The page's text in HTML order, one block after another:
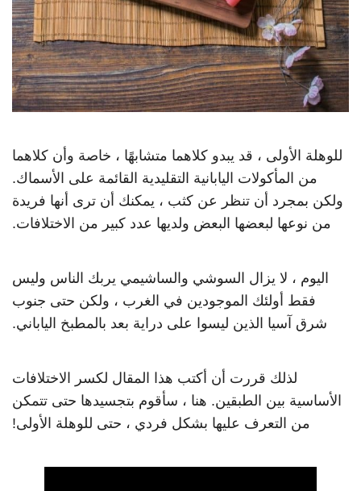
للوهلة الأولى ، قد يبدو كلاهما متشابهًا ، خاصة وأن كلاهما
من المأكولات اليابانية التقليدية القائمة على الأسماك.
ولكن بمجرد أن تنظر عن كثب ، يمكنك أن ترى أنها فريدة
من نوعها لبعضها البعض ولديها عدد كبير من الاختلافات.
اليوم ، لا يزال السوشي والساشيمي يربك الناس وليس
فقط أولئك الموجودين في الغرب ، ولكن حتى جنوب
شرق آسيا الذين ليسوا على دراية بعد بالمطبخ الياباني.
لذلك قررت أن أكتب هذا المقال لكسر الاختلافات
الأساسية بين الطبقين. هنا ، سأقوم بتجسيدها حتى تتمكن
من التعرف عليها بشكل فردي ، حتى للوهلة الأولى!